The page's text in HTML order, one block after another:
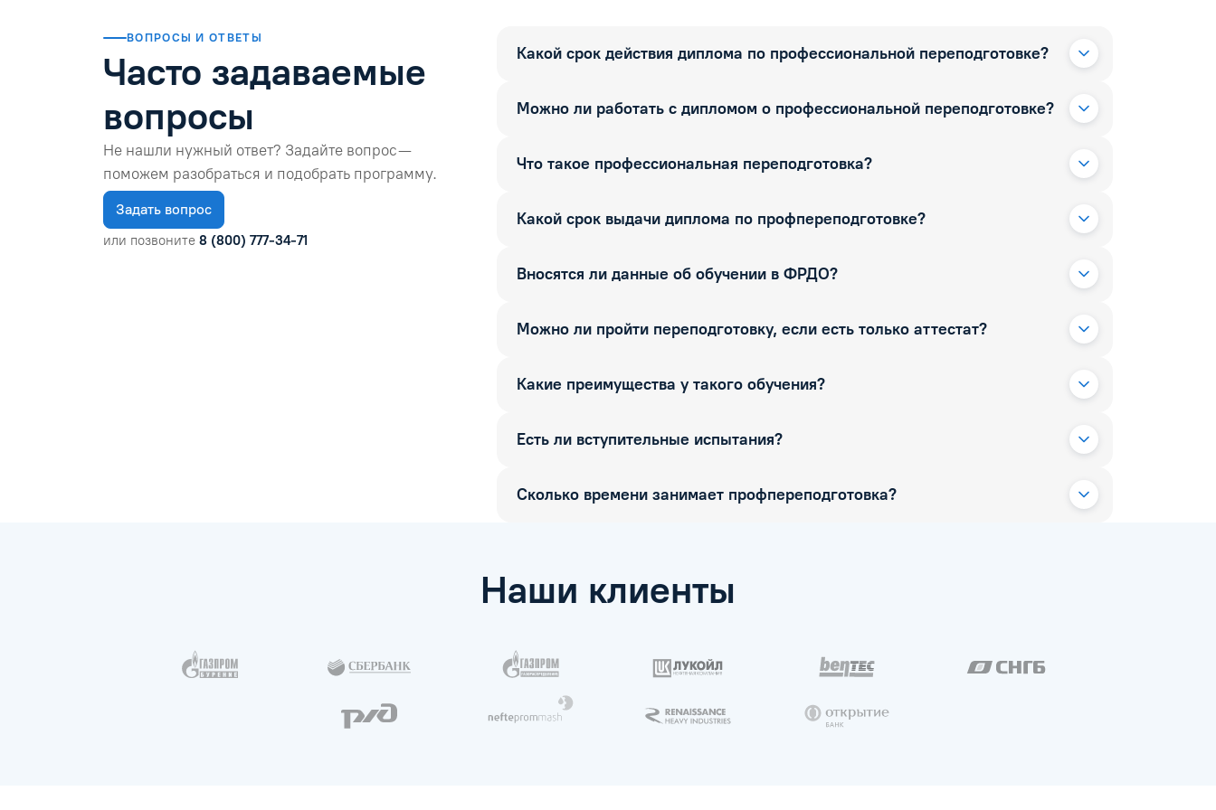
ВОПРОСЫ И ОТВЕТЫ
Часто задаваемые
вопросы
Не нашли нужный ответ? Задайте вопрос —
поможем разобраться и подобрать программу.
Задать вопрос
или позвоните 8 (800) 777-34-71
Какой срок действия диплома по профессиональной переподготовке?
Можно ли работать с дипломом о профессиональной переподготовке?
Что такое профессиональная переподготовка?
Какой срок выдачи диплома по профпереподготовке?
Вносятся ли данные об обучении в ФРДО?
Можно ли пройти переподготовку, если есть только аттестат?
Какие преимущества у такого обучения?
Есть ли вступительные испытания?
Сколько времени занимает профпереподготовка?
Наши клиенты